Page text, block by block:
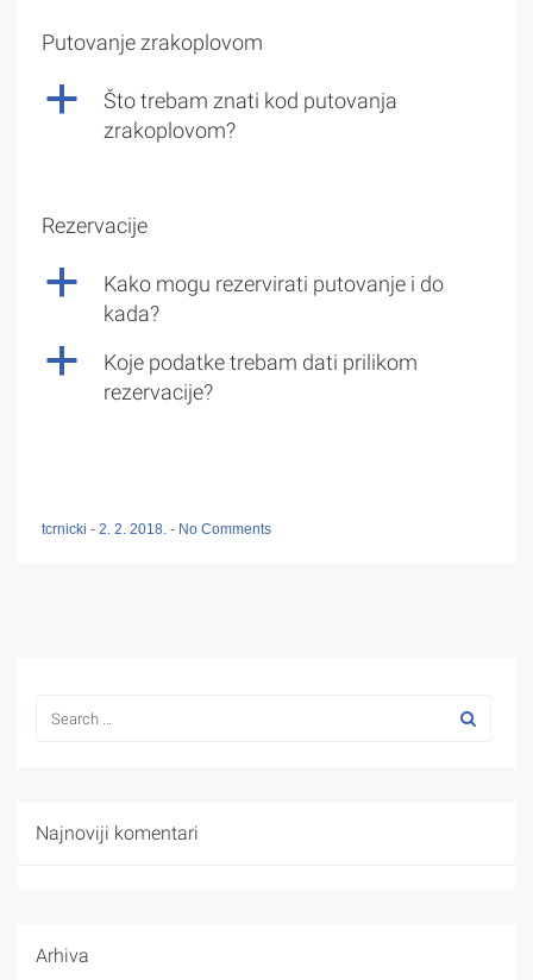
Putovanje zrakoplovom
a
Što trebam znati kod putovanja
zrakoplovom?
Rezervacije
a
Kako mogu rezervirati putovanje i do
kada?
a
Koje podatke trebam dati prilikom
rezervacije?
tcrnicki - 2. 2. 2018. - No Comments
Najnoviji komentari
Arhiva